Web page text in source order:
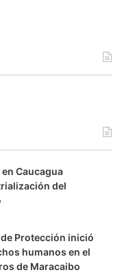
Caucagua
del
Protección inició
humanos en el
de Maracaibo